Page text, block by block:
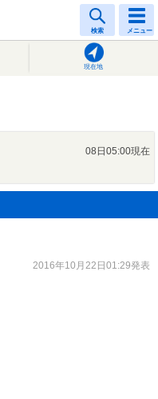
検索 メニュー
現在地
08日05:00現在
2016年10月22日01:29発表